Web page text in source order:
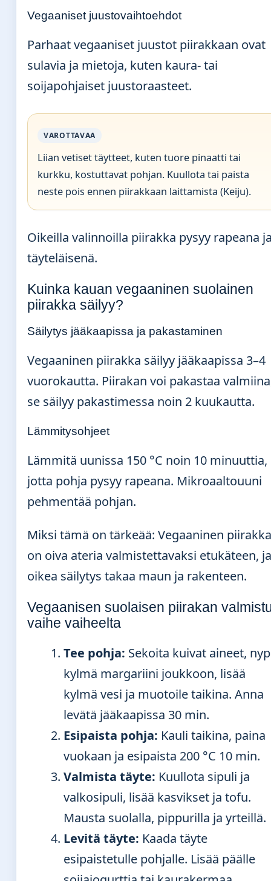
Vegaaniset juustovaihtoehdot
Parhaat vegaaniset juustot piirakkaan ovat
sulavia ja mietoja, kuten kaura- tai
soijapohjaiset juustoraasteet.
VAROTTAVAA
Liian vetiset täytteet, kuten tuore pinaatti tai
kurkku, kostuttavat pohjan. Kuullota tai paista
neste pois ennen piirakkaan laittamista (Keiju).
Oikeilla valinnoilla piirakka pysyy rapeana
täyteläisenä.
Kuinka kauan vegaaninen suolainen
piirakka säilyy?
Säilytys jääkaapissa ja pakastaminen
Vegaaninen piirakka säilyy jääkaapissa 3–4
vuorokautta. Piirakan voi pakastaa
se säilyy pakastimessa noin 2 kuukautta.
Lämmitysohjeet
Lämmitä uunissa 150 °C noin 10 minuuttia,
jotta pohja pysyy rapeana. Mikroaaltouuni
pehmentää pohjan.
Miksi tämä on tärkeää: Vegaaninen piirakka
on oiva ateria valmistettavaksi etukäteen, ja
oikea säilytys takaa maun ja rakenteen.
Vegaanisen suolaisen piirakan
vaihe vaiheelta
Tee pohja: Sekoita kuivat aineet,
kylmä margariini joukkoon, lisää
kylmä vesi ja muotoile taikina. Anna
levätä jääkaapissa 30 min.
Esipaista pohja: Kauli taikina, paina
vuokaan ja esipaista 200 °C 10 min.
Valmista täyte: Kuullota sipuli ja
valkosipuli, lisää kasvikset ja tofu.
Mausta suolalla, pippurilla ja yrteillä.
Levitä täyte: Kaada täyte
esipaistetulle pohjalle. Lisää päälle